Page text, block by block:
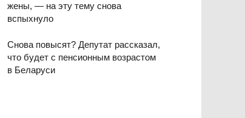
жены, — на эту тему снова
вспыхнуло
Снова повысят? Депутат рассказал,
что будет с пенсионным возрастом
в Беларуси